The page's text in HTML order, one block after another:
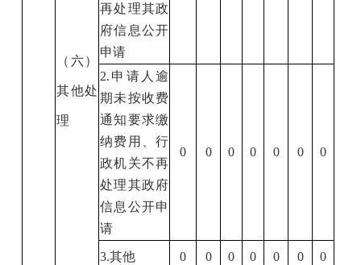
（六）
其他处
理
再处理其政
府信息公开
申请
2. 申请人逾
期未按收费
通知要求缴
纳费用、行
政机关不再
处理其政府
信息公开申
请
0 0 0 0 0 0 0
3.其他 0 0 0 0 0 0 0